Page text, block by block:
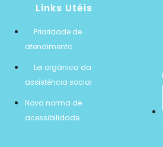
Links Utéis
Prioridade de
atendimento
Lei orgânica da
assistência social
Nova norma de
acessibilidade